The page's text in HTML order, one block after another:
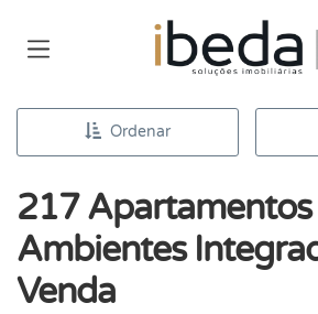
Página inicial
Ordenar
217
Ambientes
Venda